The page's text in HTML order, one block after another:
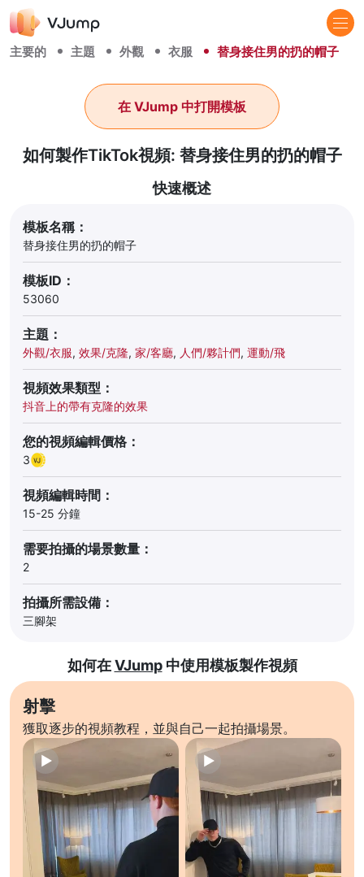
主要的 主題 外觀 衣服 替身接住男的扔的帽子
如何製作TikTok視頻: 替身接住男的扔的帽子
在 VJump 中打開模板
快速概述
模板名稱：
替身接住男的扔的帽子
模板ID：
53060
主題：
外觀/衣服, 效果/克隆, 家/客廳, 人們/夥計們, 運動/飛
視頻效果類型：
抖音上的帶有克隆的效果
您的視頻編輯價格：
3
視頻編輯時間：
15-25 分鐘
需要拍攝的場景數量：
2
拍攝所需設備：
三腳架
如何在VJump中使用模板製作視頻
射擊
獲取逐步的視頻教程，並與自己一起拍攝場景。